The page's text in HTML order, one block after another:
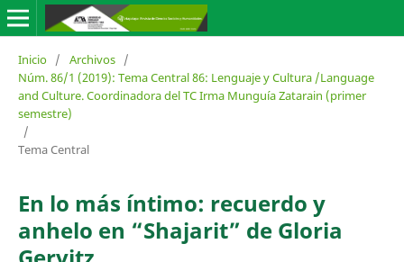
Inicio / Archivos /
Núm. 86/1 (2019): Tema Central 86: Lenguaje y Cultura /Language
and Culture. Coordinadora del TC Irma Munguía Zatarain (primer
semestre)
/
Tema Central
En lo más íntimo: recuerdo y
anhelo en “Shajarit” de Gloria